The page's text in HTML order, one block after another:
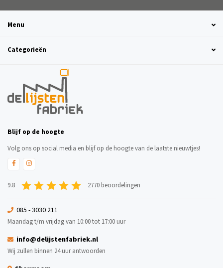
Menu
Categorieën
Blijf op de hoogte
Volg ons op social media en blijf op de hoogte van de laatste nieuwtjes!
9.8 2770 beoordelingen
085 - 3030 211
Maandag t/m vrijdag van 10:00 tot 17:00 uur
info@delijstenfabriek.nl
Wij zullen binnen 24 uur antwoorden